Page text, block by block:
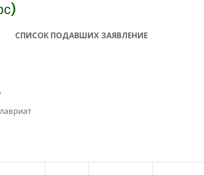
СПИСОК ПОДАВШИХ ЗАЯВЛЕНИЕ